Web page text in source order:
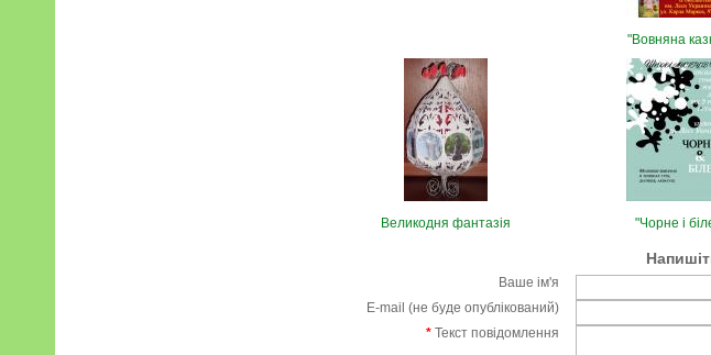
"Вовняна
Великодня фантазія "Чорне і
Ваше ім'я
E-mail (не буде опублікований)
* Текст повідомлення